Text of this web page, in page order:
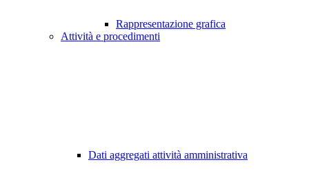
Rappresentazione grafica
Attività e procedimenti
Dati aggregati attività amministrativa